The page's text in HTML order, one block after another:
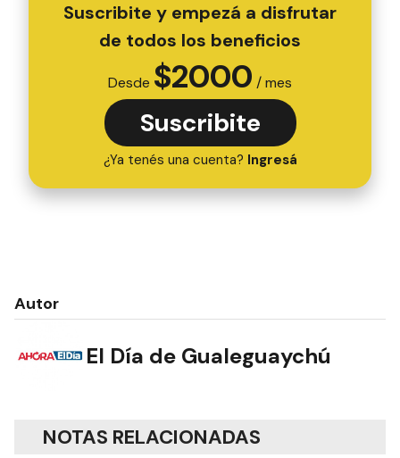
Suscribite y empezá a disfrutar
de todos los beneficios
Desde $2000 / mes
Suscribite
¿Ya tenés una cuenta? Ingresá
Autor
El Día de Gualeguaychú
NOTAS RELACIONADAS